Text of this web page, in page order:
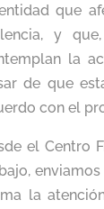
que
y
la
de que
con el
el Centro
la